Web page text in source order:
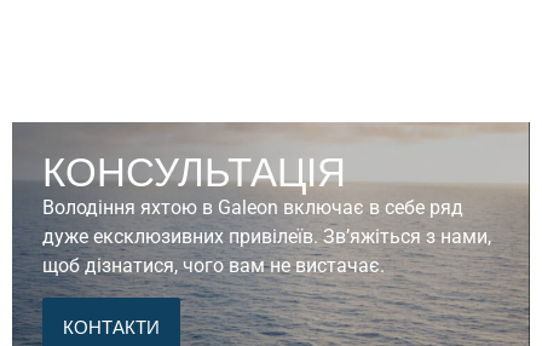
КОНСУЛЬТАЦІЯ
Володіння яхтою в Galeon включає в себе ряд
дуже ексклюзивних привілеїв. Зв’яжіться з нами,
щоб дізнатися, чого вам не вистачає.
КОНТАКТИ